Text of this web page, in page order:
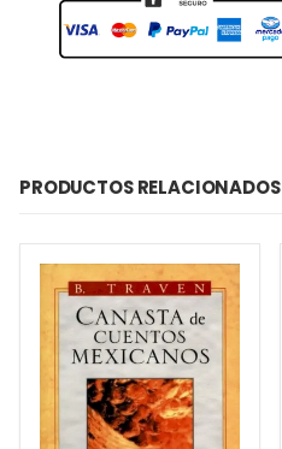
PRODUCTOS RELACIONADOS